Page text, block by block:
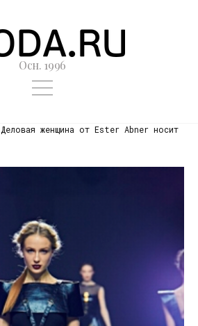
Осн. 1996
Деловая женщина от Ester Abner носит